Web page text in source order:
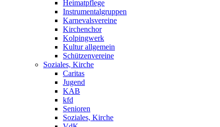
Heimatpflege
Instrumentalgruppen
Karnevalsvereine
Kirchenchor
Kolpingwerk
Kultur allgemein
Schützenvereine
Soziales, Kirche
Caritas
Jugend
KAB
kfd
Senioren
Soziales, Kirche